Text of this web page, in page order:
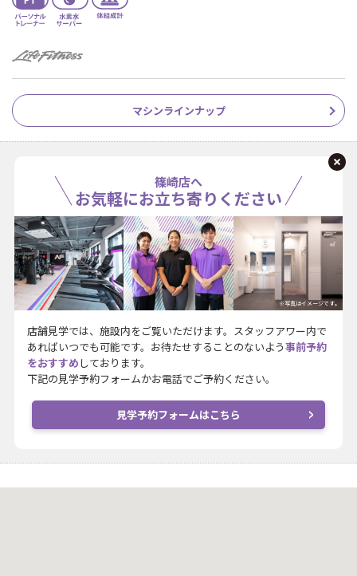
マシンラインナップ
篠崎店へ
お気軽にお立ち寄りください
※写真はイメージです。
店舗見学では、施設内をご覧いただけます。スタッフアワー内で
あればいつでも可能です。お待たせすることのないよう事前予約
をおすすめ しております。
下記の見学予約フォームかお電話でご予約ください。
見学予約フォームはこちら